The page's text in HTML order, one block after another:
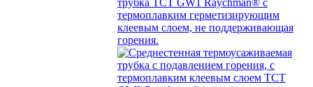
трубка TCT GW1 Raychman® с
термоплавким герметизирующим
клеевым слоем, не поддерживающая
горения.